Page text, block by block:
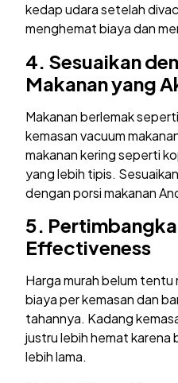
kedap udara setelah
menghemat biaya dan
4. Sesuaikan
Makanan yang
Makanan berlemak
kemasan vacuum
makanan kering seperti
yang lebih tipis.
dengan porsi makanan
5.
Effectiveness
Harga murah belum
biaya per kemasan dan
tahannya. Kadang
justru lebih hemat karena
lebih lama.